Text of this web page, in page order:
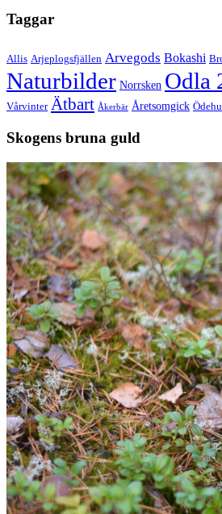
Taggar
Allis Arjeplogsfjällen Arvegods Bokashi
Naturbilder Norrsken Odla
Vårvinter Ätbart Åkerbär Åretsomgick
Skogens bruna guld